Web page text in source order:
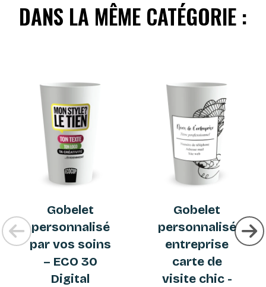
DANS LA MÊME CATÉGORIE :
Gobelet
personnalisé
par vos soins
– ECO 30
Digital
Gobelet
personnalisé
entreprise
carte de
visite chic -